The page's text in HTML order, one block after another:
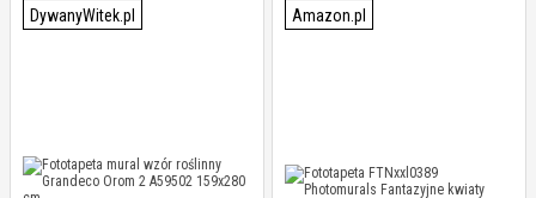
DywanyWitek.pl
Amazon.pl